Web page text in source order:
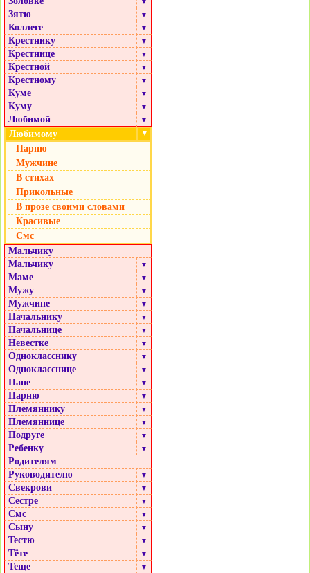
▼
Зятю ▼
Коллеге ▼
Крестнику ▼
Крестнице ▼
Крестной ▼
Крестному ▼
Куме ▼
Куму ▼
Любимой ▼
Любимому ▼
Парню
Мужчине
В стихах
Прикольные
В прозе своими словами
Красивые
Смс
Мальчику
Мальчику
▼
Маме ▼
Мужу ▼
Мужчине ▼
Начальнику ▼
Начальнице ▼
Невестке ▼
Однокласснику ▼
Однокласснице ▼
Папе ▼
Парню ▼
Племяннику ▼
Племяннице ▼
Подруге ▼
Ребенку ▼
Родителям
Руководителю
▼
Свекрови ▼
Сестре ▼
Смс ▼
Сыну ▼
Тестю ▼
Тёте ▼
Теще ▼